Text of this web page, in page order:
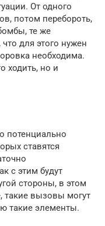
От одного
потом перебороть,
те же
для этого нужен
необходима.
ходить, но и
потенциально
ставятся
с этим будут
стороны, в этом
такие вызовы могут
такие элементы.